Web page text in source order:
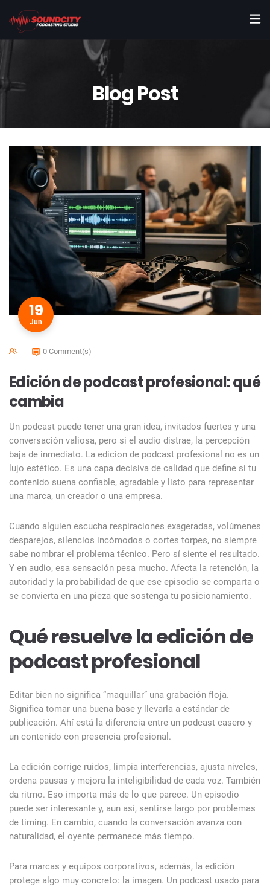
Blog Post
19
Jun
0 Comment(s)
Edición de podcast profesional: qué
cambia
Un podcast puede tener una gran idea, invitados fuertes y una
conversación valiosa, pero si el audio distrae, la percepción
baja de inmediato. La edicion de podcast profesional no es un
lujo estético. Es una capa decisiva de calidad que define si tu
contenido suena confiable, agradable y listo para representar
una marca, un creador o una empresa.
Cuando alguien escucha respiraciones exageradas, volúmenes
desparejos, silencios incómodos o cortes torpes, no siempre
sabe nombrar el problema técnico. Pero sí siente el resultado.
Y en audio, esa sensación pesa mucho. Afecta la retención, la
autoridad y la probabilidad de que ese episodio se comparta o
se convierta en una pieza que sostenga tu posicionamiento.
Qué resuelve la edición de
podcast profesional
Editar bien no significa “maquillar” una grabación floja.
Significa tomar una buena base y llevarla a estándar de
publicación. Ahí está la diferencia entre un podcast casero y
un contenido con presencia profesional.
La edición corrige ruidos, limpia interferencias, ajusta niveles,
ordena pausas y mejora la inteligibilidad de cada voz. También
da ritmo. Eso importa más de lo que parece. Un episodio
puede ser interesante y, aun así, sentirse largo por problemas
de timing. En cambio, cuando la conversación avanza con
naturalidad, el oyente permanece más tiempo.
Para marcas y equipos corporativos, además, la edición
protege algo muy concreto: la imagen. Un podcast usado para